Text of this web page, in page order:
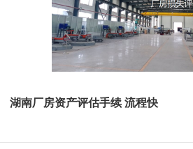
湖南厂房资产评估手续 流程快